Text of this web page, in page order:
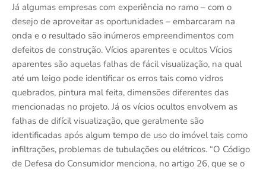
Já algumas empresas com experiência no ramo – com o
desejo de aproveitar as oportunidades – embarcaram na
onda e o resultado são inúmeros empreendimentos com
defeitos de construção. Vícios aparentes e ocultos Vícios
aparentes são aquelas falhas de fácil visualização, na qual
até um leigo pode identificar os erros tais como vidros
quebrados, pintura mal feita, dimensões diferentes das
mencionadas no projeto. Já os vícios ocultos envolvem as
falhas de difícil visualização, que geralmente são
identificadas após algum tempo de uso do imóvel tais como
infiltrações, problemas de tubulações ou elétricos. “O Código
de Defesa do Consumidor menciona, no artigo 26, que se o